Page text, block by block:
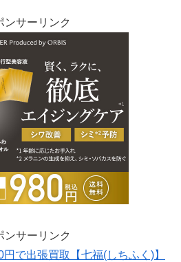
ンサーリンク
ンサーリンク
で出張買取【七福(しちふく)】